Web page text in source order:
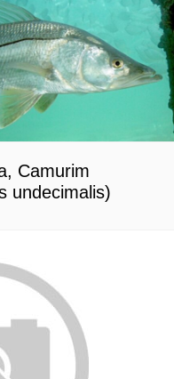
Camurim
undecimalis)